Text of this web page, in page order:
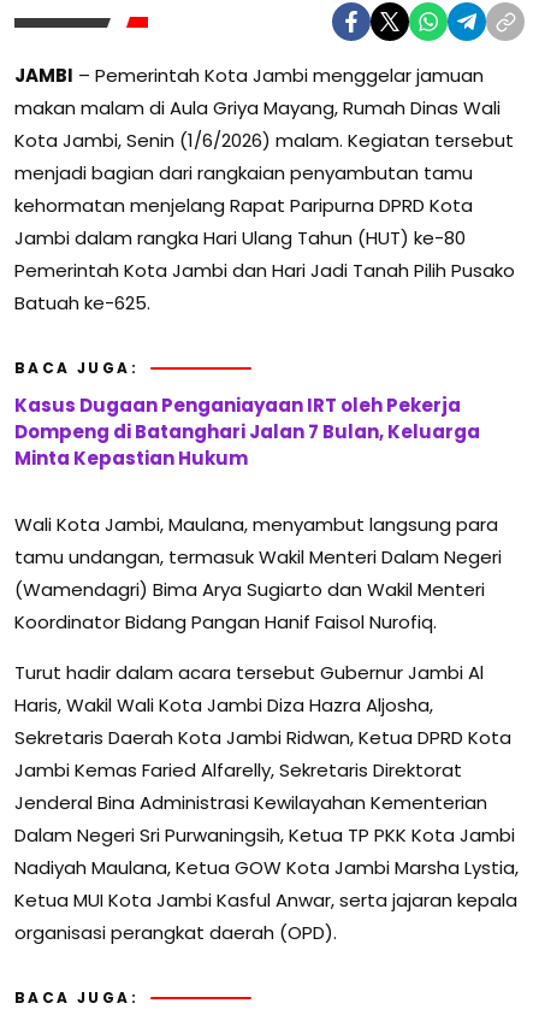
JAMBI – Pemerintah Kota Jambi menggelar jamuan
makan malam di Aula Griya Mayang, Rumah Dinas Wali
Kota Jambi, Senin (1/6/2026) malam. Kegiatan tersebut
menjadi bagian dari rangkaian penyambutan tamu
kehormatan menjelang Rapat Paripurna DPRD Kota
Jambi dalam rangka Hari Ulang Tahun (HUT) ke-80
Pemerintah Kota Jambi dan Hari Jadi Tanah Pilih Pusako
Batuah ke-625.
BACA JUGA:
Kasus Dugaan Penganiayaan IRT oleh Pekerja
Dompeng di Batanghari Jalan 7 Bulan, Keluarga
Minta Kepastian Hukum
Wali Kota Jambi, Maulana, menyambut langsung para
tamu undangan, termasuk Wakil Menteri Dalam Negeri
(Wamendagri) Bima Arya Sugiarto dan Wakil Menteri
Koordinator Bidang Pangan Hanif Faisol Nurofiq.
Turut hadir dalam acara tersebut Gubernur Jambi Al
Haris, Wakil Wali Kota Jambi Diza Hazra Aljosha,
Sekretaris Daerah Kota Jambi Ridwan, Ketua DPRD Kota
Jambi Kemas Faried Alfarelly, Sekretaris Direktorat
Jenderal Bina Administrasi Kewilayahan Kementerian
Dalam Negeri Sri Purwaningsih, Ketua TP PKK Kota Jambi
Nadiyah Maulana, Ketua GOW Kota Jambi Marsha Lystia,
Ketua MUI Kota Jambi Kasful Anwar, serta jajaran kepala
organisasi perangkat daerah (OPD).
BACA JUGA: